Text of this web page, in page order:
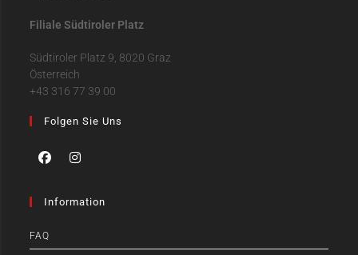
Filiale Südtiroler Platz
Südtiroler Platz 9, 8020 Graz
Österreich
+43 316 77 39 00
Folgen Sie Uns
Information
FAQ